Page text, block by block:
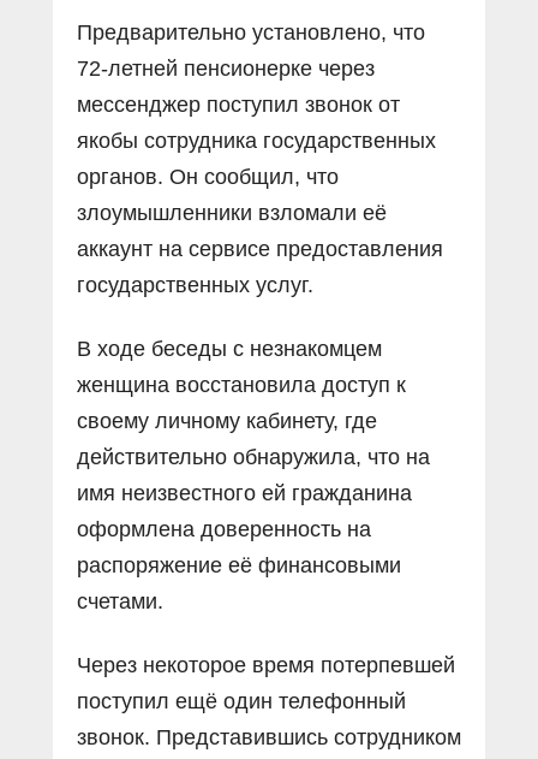
Предварительно установлено, что
72-летней пенсионерке через
мессенджер поступил звонок от
якобы сотрудника государственных
органов. Он сообщил, что
злоумышленники взломали её
аккаунт на сервисе предоставления
государственных услуг.
В ходе беседы с незнакомцем
женщина восстановила доступ к
своему личному кабинету, где
действительно обнаружила, что на
имя неизвестного ей гражданина
оформлена доверенность на
распоряжение её финансовыми
счетами.
Через некоторое время потерпевшей
поступил ещё один телефонный
звонок. Представившись сотрудником